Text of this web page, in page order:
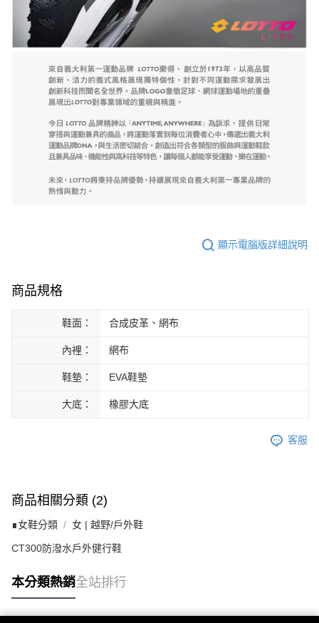
顯示電腦版詳細說明
商品規格
鞋面： 合成皮革、網布
內裡： 網布
鞋墊： EVA鞋墊
大底： 橡膠大底
客服
商品相關分類 (2)
∎女鞋分類 女 | 越野/戶外鞋
CT300防潑水戶外健行鞋
本分類熱銷全站排行